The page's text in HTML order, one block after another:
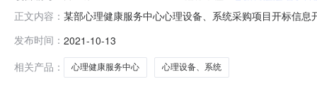
正文内容： 某部心理健康服务中心心理设备、系统采购项目开标信
18877000.002甘肃泓辰源商贸有限责任公司
发布时间： 2021-10-13
相关产品：
心理健康服务中心 心理设备、系统